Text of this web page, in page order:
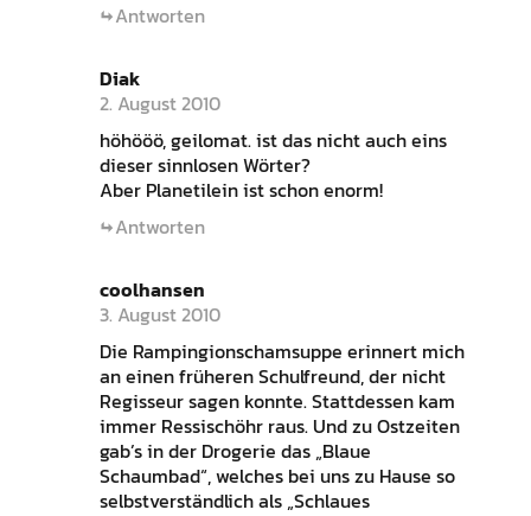
Antworten
Diak
2. August 2010
höhööö, geilomat. ist das nicht auch eins
dieser sinnlosen Wörter?
Aber Planetilein ist schon enorm!
Antworten
coolhansen
3. August 2010
Die Rampingionschamsuppe erinnert mich
an einen früheren Schulfreund, der nicht
Regisseur sagen konnte. Stattdessen kam
immer Ressischöhr raus. Und zu Ostzeiten
gab’s in der Drogerie das „Blaue
Schaumbad“, welches bei uns zu Hause so
selbstverständlich als „Schlaues